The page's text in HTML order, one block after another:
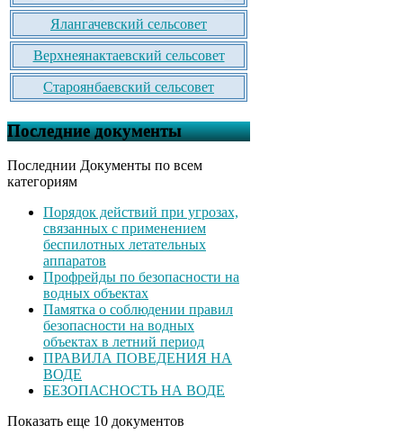
Ялангачевский сельсовет
Верхнеянактаевский сельсовет
Староянбаевский сельсовет
Последние документы
Последнии Документы по всем
категориям
Порядок действий при угрозах,
связанных с применением
беспилотных летательных
аппаратов
Профрейды по безопасности на
водных объектах
Памятка о соблюдении правил
безопасности на водных
объектах в летний период
ПРАВИЛА ПОВЕДЕНИЯ НА
ВОДЕ
БЕЗОПАСНОСТЬ НА ВОДЕ
Показать еще 10 документов